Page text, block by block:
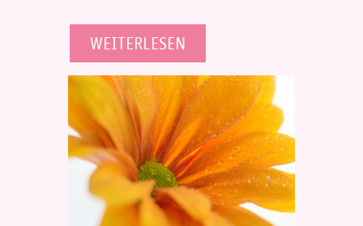
WEITERLESEN